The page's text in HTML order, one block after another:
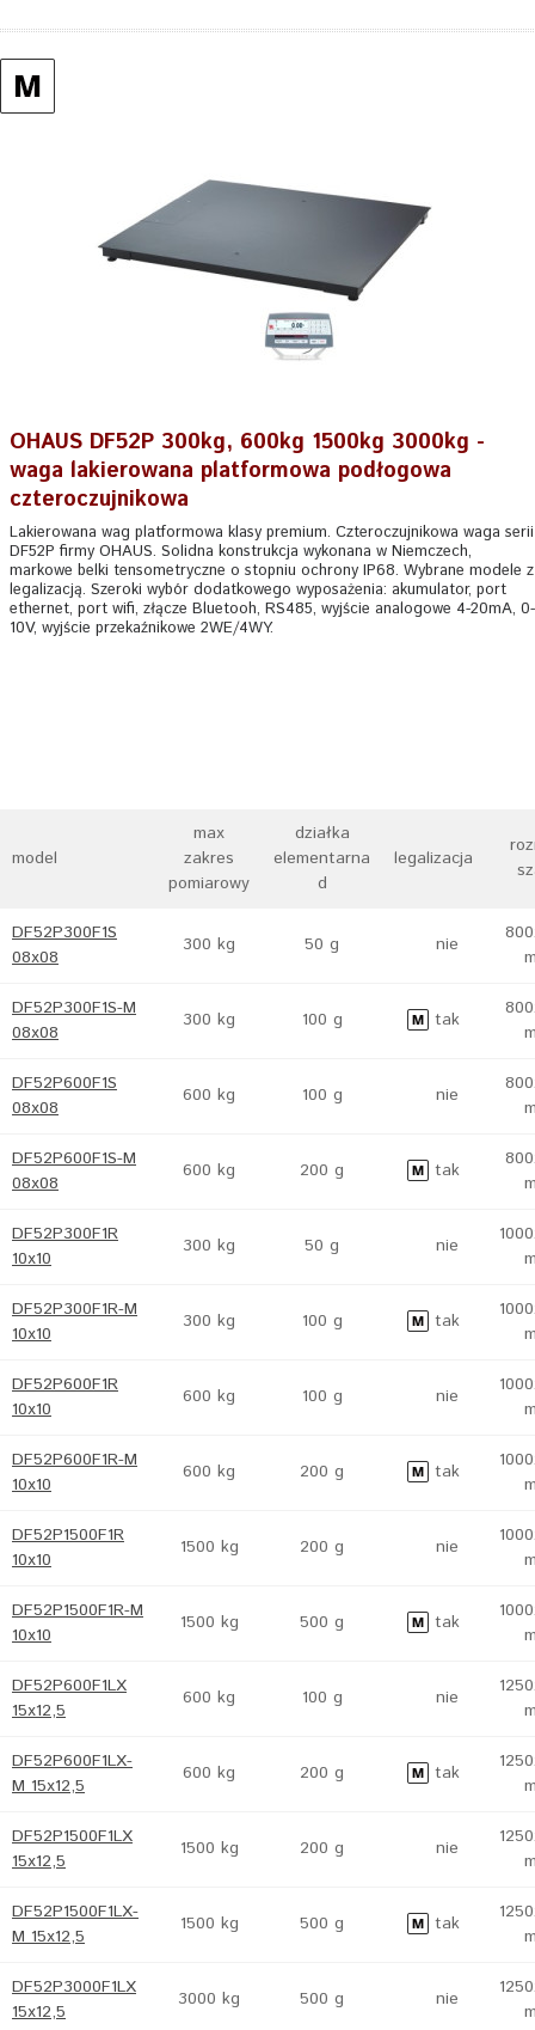
OHAUS DF52P 300kg, 600kg 1500kg 3000kg -
waga lakierowana platformowa podłogowa
czteroczujnikowa
Lakierowana wag platformowa klasy premium. Czteroczujnikowa waga serii
DF52P firmy OHAUS. Solidna konstrukcja wykonana w Niemczech,
markowe belki tensometryczne o stopniu ochrony IP68. Wybrane modele z
legalizacją. Szeroki wybór dodatkowego wyposażenia: akumulator, port
ethernet, port wifi, złącze Bluetooh, RS485, wyjście analogowe 4-20mA, 0-
10V, wyjście przekaźnikowe 2WE/4WY.
model
max
zakres
pomiarowy
działka
elementarna
d
legalizacja
DF52P300F1S
08x08
300 kg 50 g nie
DF52P300F1S-M
08x08
300 kg 100 g tak
DF52P600F1S
08x08
600 kg 100 g nie
DF52P600F1S-M
08x08
600 kg 200 g tak
DF52P300F1R
10x10
300 kg 50 g nie
DF52P300F1R-M
10x10
300 kg 100 g tak
DF52P600F1R
10x10
600 kg 100 g nie
DF52P600F1R-M
10x10
600 kg 200 g tak
DF52P1500F1R
10x10
1500 kg 200 g nie
DF52P1500F1R-M
10x10
1500 kg 500 g tak
DF52P600F1LX
15x12,5
600 kg 100 g nie
DF52P600F1LX-
M 15x12,5
600 kg 200 g tak
DF52P1500F1LX
15x12,5
1500 kg 200 g nie
DF52P1500F1LX-
M 15x12,5
1500 kg 500 g tak
DF52P3000F1LX
15x12,5
3000 kg 500 g nie